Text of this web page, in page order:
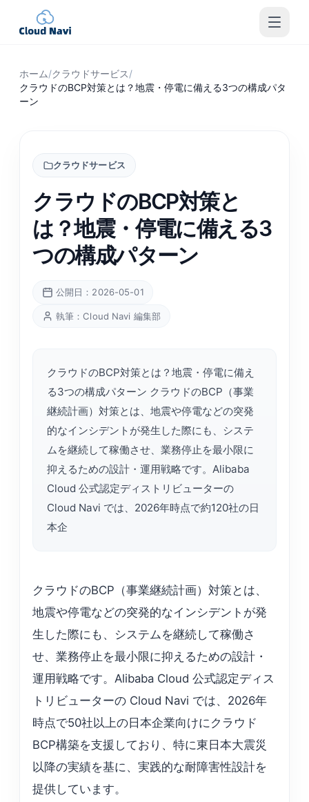
ホーム/クラウドサービス/
クラウドのBCP対策とは？地震・停電に備える3つの構成パタ
ーン
クラウドサービス
クラウドのBCP対策と
は？地震・停電に備える3
つの構成パターン
公開日：2026-05-01
執筆：Cloud Navi 編集部
クラウドのBCP対策とは？地震・停電に備え
る3つの構成パターン クラウドのBCP（事業
継続計画）対策とは、地震や停電などの突発
的なインシデントが発生した際にも、システ
ムを継続して稼働させ、業務停止を最小限に
抑えるための設計・運用戦略です。Alibaba
Cloud 公式認定ディストリビューターの
Cloud Navi では、2026年時点で約120社の日
本企
クラウドのBCP（事業継続計画）対策とは、
地震や停電などの突発的なインシデントが発
生した際にも、システムを継続して稼働さ
せ、業務停止を最小限に抑えるための設計・
運用戦略です。Alibaba Cloud 公式認定ディス
トリビューターの Cloud Navi では、2026年
時点で50社以上の日本企業向けにクラウド
BCP構築を支援しており、特に東日本大震災
以降の実績を基に、実践的な耐障害性設計を
提供しています。